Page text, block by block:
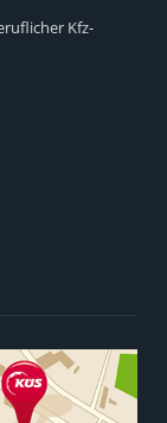
Kfz-